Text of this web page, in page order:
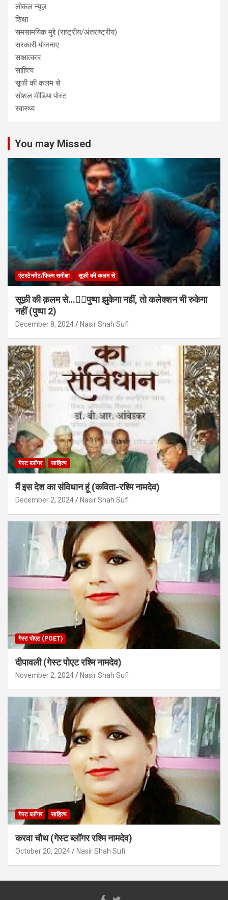
लोकल न्यूज़
शिक्षा
समसामयिक मुद्दे (राष्ट्रीय/अंतराष्ट्रीय)
सरकारी योजनाए
साक्षात्कार
साहित्य
सूफी की कलम से
सोशल मीडिया पोस्ट
स्वास्थ्य
You may Missed
एंटरटेनमेंट/फिल्म समीक्षा सूफी की कलम से
सूफ़ी की क़लम से…✍🏻पुष्पा झुकेगा नहीं, तो कलेक्शन भी रुकेगा
नहीं (पुष्पा 2)
December 8, 2024 Nasir Shah Sufi
गेस्ट ब्लॉगर साहित्य
मैं इस देश का संविधान हूं (कविता-रश्मि नामदेव)
December 2, 2024 Nasir Shah Sufi
गेस्ट पोएट (POET)
दीपावली (गेस्ट पोएट रश्मि नामदेव)
November 2, 2024 Nasir Shah Sufi
गेस्ट ब्लॉगर साहित्य
करवा चौथ (गेस्ट ब्लॉगर रश्मि नामदेव)
October 20, 2024 Nasir Shah Sufi